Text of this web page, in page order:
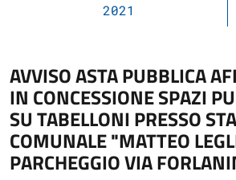
2021
AVVISO ASTA PUBBLICA
IN CONCESSIONE SPAZI
SU TABELLONI PRESSO
COMUNALE "MATTEO
PARCHEGGIO VIA